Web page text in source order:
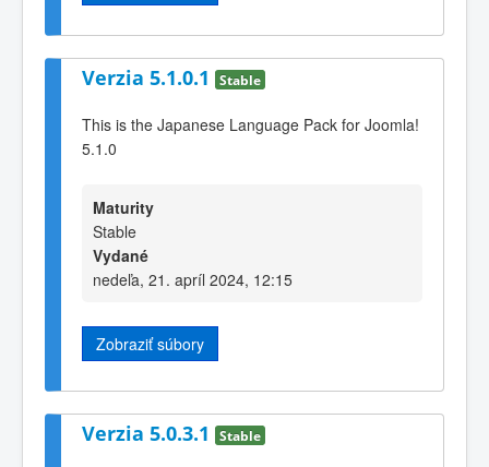
Verzia 5.1.0.1 Stable
This is the Japanese Language Pack for Joomla!
5.1.0
Maturity
Stable
Vydané
nedeľa, 21. apríl 2024, 12:15
Zobraziť súbory
Verzia 5.0.3.1 Stable